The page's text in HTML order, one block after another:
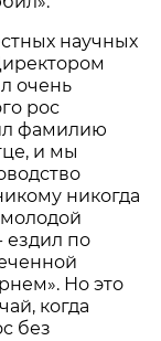
научных
очень
рос
фамилию
и мы
никогда
ездил по
Но это
когда
без